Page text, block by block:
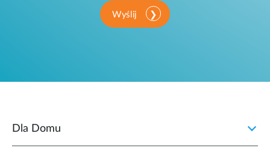
Wyślij
Dla Domu